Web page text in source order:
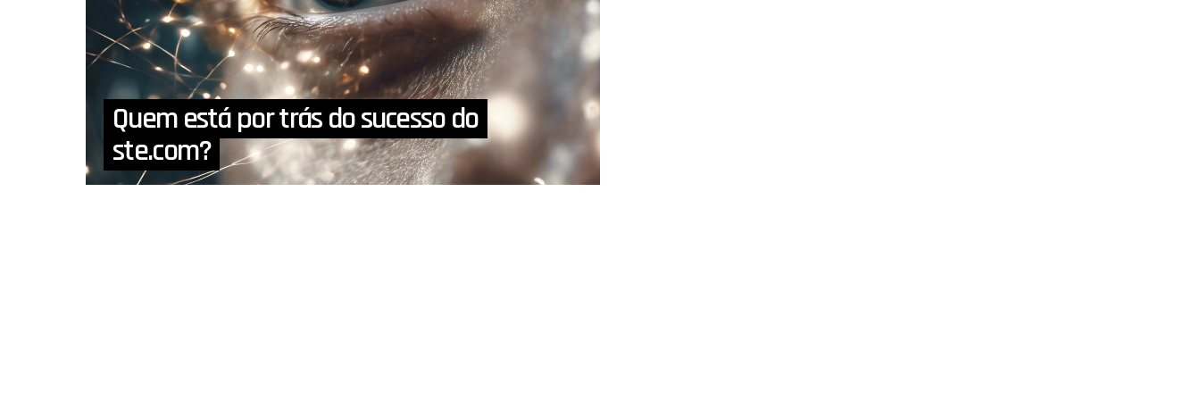
Quem está por trás do sucesso do
ste.com?